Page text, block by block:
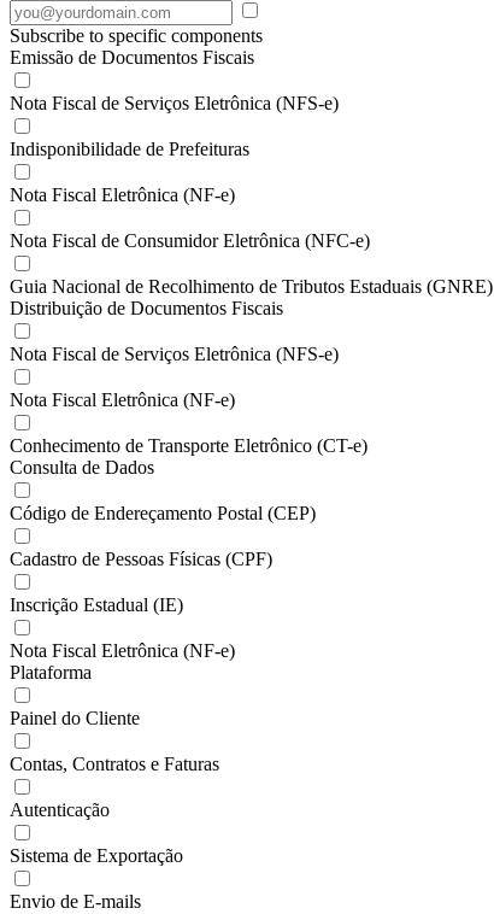
Subscribe to specific components
Emissão de Documentos Fiscais
Nota Fiscal de Serviços Eletrônica (NFS-e)
Indisponibilidade de Prefeituras
Nota Fiscal Eletrônica (NF-e)
Nota Fiscal de Consumidor Eletrônica (NFC-e)
Guia Nacional de Recolhimento de Tributos Estaduais (GNRE)
Distribuição de Documentos Fiscais
Nota Fiscal de Serviços Eletrônica (NFS-e)
Nota Fiscal Eletrônica (NF-e)
Conhecimento de Transporte Eletrônico (CT-e)
Consulta de Dados
Código de Endereçamento Postal (CEP)
Cadastro de Pessoas Físicas (CPF)
Inscrição Estadual (IE)
Nota Fiscal Eletrônica (NF-e)
Plataforma
Painel do Cliente
Contas, Contratos e Faturas
Autenticação
Sistema de Exportação
Envio de E-mails